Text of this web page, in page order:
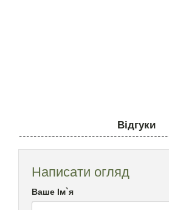
Відгуки
Написати огляд
Ваше Ім`я